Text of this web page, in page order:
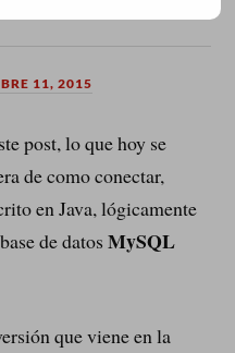
11, 2015
post, lo que hoy se
de como conectar,
en Java, lógicamente
de datosMySQL
que viene en la